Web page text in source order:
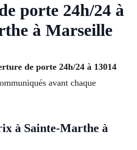
porte 24h/24 à
à Marseille
de porte 24h/24 à 13014
avant chaque
à Sainte-Marthe à